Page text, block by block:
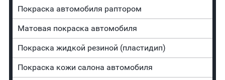
Покраска автомобиля раптором
Матовая покраска автомобиля
Покраска жидкой резиной (пластидип)
Покраска кожи салона автомобиля